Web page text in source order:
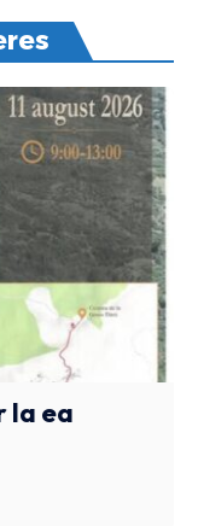
la ea